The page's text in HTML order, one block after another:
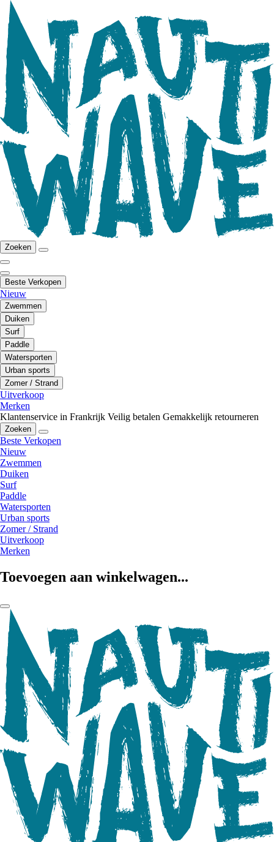
Zoeken
Beste Verkopen
Nieuw
Zwemmen
Duiken
Surf
Paddle
Watersporten
Urban sports
Zomer / Strand
Uitverkoop
Merken
Klantenservice in Frankrijk Veilig betalen Gemakkelijk retourneren
Zoeken
Beste Verkopen
Nieuw
Zwemmen
Duiken
Surf
Paddle
Watersporten
Urban sports
Zomer / Strand
Uitverkoop
Merken
Toevoegen aan winkelwagen...